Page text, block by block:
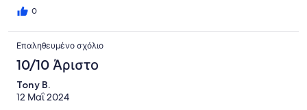
0
Επαληθευμένο σχόλιο
10/10 Άριστο
Tony B.
12 Μαΐ 2024